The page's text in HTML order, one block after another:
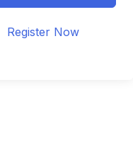
Register Now